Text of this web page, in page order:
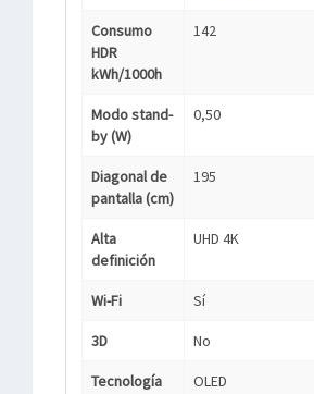
Consumo
HDR
kWh/1000h
142
Modo stand-
by (W)
0,50
Diagonal de
pantalla (cm)
195
Alta
definición
UHD 4K
Wi-Fi Sí
3D No
Tecnología OLED